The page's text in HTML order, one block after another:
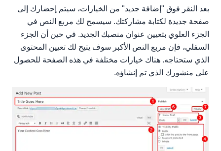
بعد النقر فوق "إضافة جديد" من الخيارات، سيتم إحضارك إلى
صفحة جديدة لكتابة مشاركتك. سيسمح لك مربع النص في
الجزء العلوي بتعيين عنوان منصبك الجديد. في حين أن الجزء
السفلي، فإن مربع النص الأكبر سوف يتيح لك تعيين المحتوى
الذي ستحتاجه. هناك خيارات مختلفة في هذه الصفحة للحصول
على منشورك الذي تم إنشاؤه.